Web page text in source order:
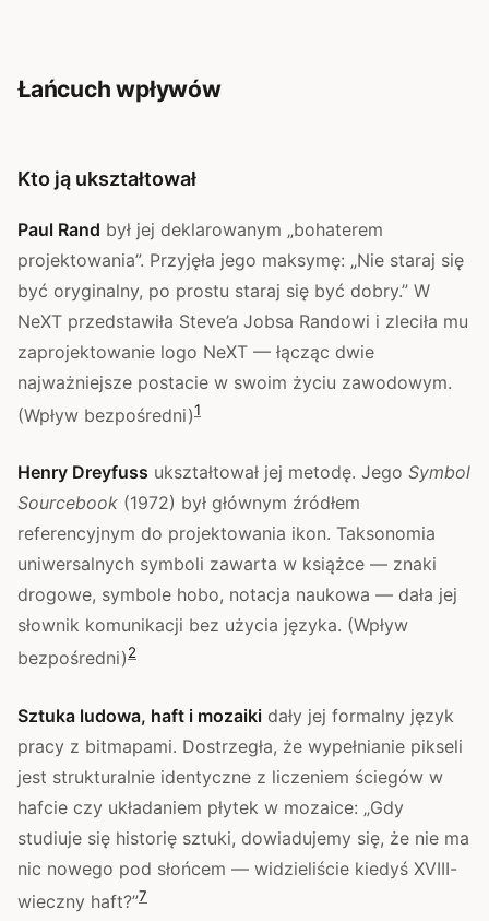
Łańcuch wpływów
Kto ją ukształtował
Paul Rand był jej deklarowanym „bohaterem
projektowania”. Przyjęła jego maksymę: „Nie staraj się
być oryginalny, po prostu staraj się być dobry.” W
NeXT przedstawiła Steve’a Jobsa Randowi i zleciła mu
zaprojektowanie logo NeXT — łącząc dwie
najważniejsze postacie w swoim życiu zawodowym.
(Wpływ bezpośredni)1
Henry Dreyfuss ukształtował jej metodę. Jego Symbol
Sourcebook (1972) był głównym źródłem
referencyjnym do projektowania ikon. Taksonomia
uniwersalnych symboli zawarta w książce — znaki
drogowe, symbole hobo, notacja naukowa — dała jej
słownik komunikacji bez użycia języka. (Wpływ
bezpośredni)2
Sztuka ludowa, haft i mozaiki dały jej formalny język
pracy z bitmapami. Dostrzegła, że wypełnianie pikseli
jest strukturalnie identyczne z liczeniem ściegów w
hafcie czy układaniem płytek w mozaice: „Gdy
studiuje się historię sztuki, dowiadujemy się, że nie ma
nic nowego pod słońcem — widzieliście kiedyś XVIII-
wieczny haft?”7